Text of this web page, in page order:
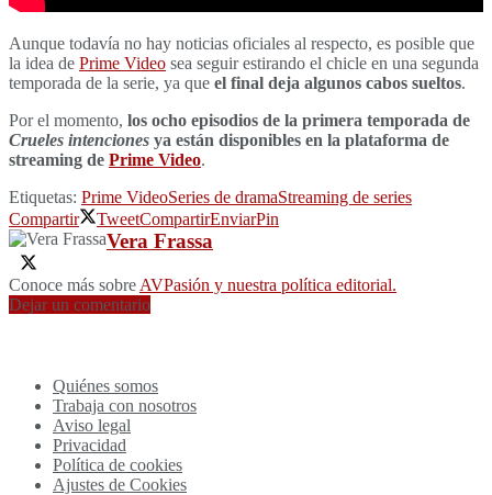
Aunque todavía no hay noticias oficiales al respecto, es posible que
la idea de Prime Video sea seguir estirando el chicle en una segunda
temporada de la serie, ya que el final deja algunos cabos sueltos.
Por el momento, los ocho episodios de la primera temporada de
Crueles intenciones ya están disponibles en la plataforma de
streaming de Prime Video.
Etiquetas: Prime VideoSeries de dramaStreaming de series
Compartir
TweetCompartirEnviarPin
Vera Frassa
Conoce más sobre AVPasión y nuestra política editorial.
Dejar un comentario
Quiénes somos
Trabaja con nosotros
Aviso legal
Privacidad
Política de cookies
Ajustes de Cookies